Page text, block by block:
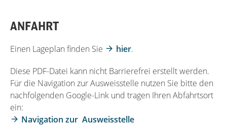
ANFAHRT
Einen Lageplan finden Sie hier.
Diese PDF-Datei kann nicht Barrierefrei erstellt werden.
Für die Navigation zur Ausweisstelle nutzen Sie bitte den
nachfolgenden Google-Link und tragen Ihren Abfahrtsort
ein:
Navigation zur Ausweisstelle